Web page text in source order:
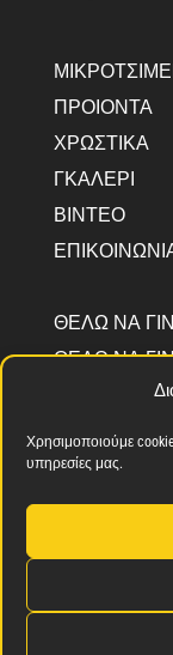
Χρησιμοποιούμε
υπηρεσίες μας.
ΠΡΟΙΟΝΤΑ
ΧΡΩΣΤΙΚΑ
ΓΚΑΛΕΡΙ
ΒΊΝΤΕΟ
ΘΕΛΩ ΝΑ
ΘΕΛΩ ΝΑ
ΠΟΙΟΙ
ΣΦΡΑΓΊΔΑ